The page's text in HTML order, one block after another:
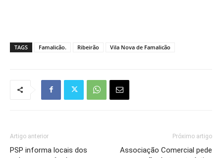
TAGS Famalicão. Ribeirão Vila Nova de Famalicão
Artigo anterior
PSP informa locais dos
Próximo artigo
Associação Comercial pede